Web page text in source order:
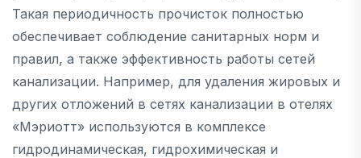
Такая периодичность прочисток полностью
обеспечивает соблюдение санитарных норм и
правил, а также эффективность работы сетей
канализации. Например, для удаления жировых и
других отложений в сетях канализации в отелях
«Мэриотт» используются в комплексе
гидродинамическая, гидрохимическая и